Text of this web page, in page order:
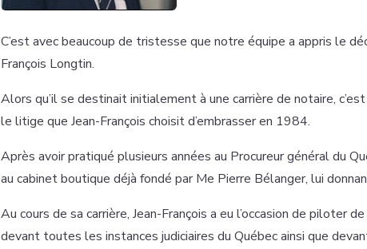
C’est avec beaucoup de tristesse que notre équipe a appris le
François Longtin.
Alors qu’il se destinait initialement à une carrière de notaire,
le litige que Jean-François choisit d’embrasser en 1984.
Après avoir pratiqué plusieurs années au Procureur général du
au cabinet boutique déjà fondé par Me Pierre Bélanger, lui
Au cours de sa carrière, Jean-François a eu l’occasion de piloter
devant toutes les instances judiciaires du Québec ainsi que